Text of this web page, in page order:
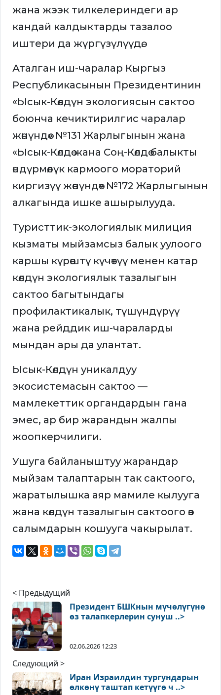
жана жээк тилкелериндеги ар
кандай калдыктарды тазалоо
иштери да жүргүзүлүүдө.
Аталган иш-чаралар Кыргыз
Республикасынын Президентинин
«Ысык-Көлдүн экологиясын сактоо
боюнча кечиктирилгис чаралар
жөнүндө» №131 Жарлыгынын жана
«Ысык-Көлдө жана Соң-Көлдө балыкты
өндүрмөлүк кармоого мораторий
киргизүү жөнүндө» №172 Жарлыгынын
алкагында ишке ашырылууда.
Туристтик-экологиялык милиция
кызматы мыйзамсыз балык уулоого
каршы күрөштү күчөтүү менен катар
көлдүн экологиялык тазалыгын
сактоо багытындагы
профилактикалык, түшүндүрүү
жана рейддик иш-чараларды
мындан ары да улантат.
Ысык-Көлдүн уникалдуу
экосистемасын сактоо —
мамлекеттик органдардын гана
эмес, ар бир жарандын жалпы
жоопкерчилиги.
Ушуга байланыштуу жарандар
мыйзам талаптарын так сактоого,
жаратылышка аяр мамиле кылууга
жана көлдүн тазалыгын сактоого өз
салымдарын кошууга чакырылат.
< Предыдущий
Президент БШКнын мүчөлүгүнө
өз талапкерлерин сунуш ..>
02.06.2026 12:23
Следующий >
Иран Израилдин тургундарын
өлкөнү таштап кетүүгө ч ..>